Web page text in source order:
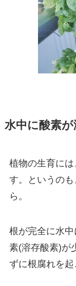
水中に酸素
植物の生育に
す。というの
ら。
根が完全に水
素(溶存酸素)が
ずに根腐れを起